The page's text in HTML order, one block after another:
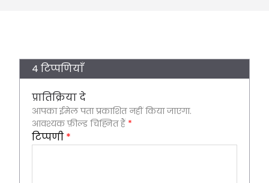
4 टिप्पणियाँ
प्रातिक्रिया दे
आपका ईमेल पता प्रकाशित नहीं किया जाएगा.
आवश्यक फ़ील्ड चिह्नित हैं *
टिप्पणी *